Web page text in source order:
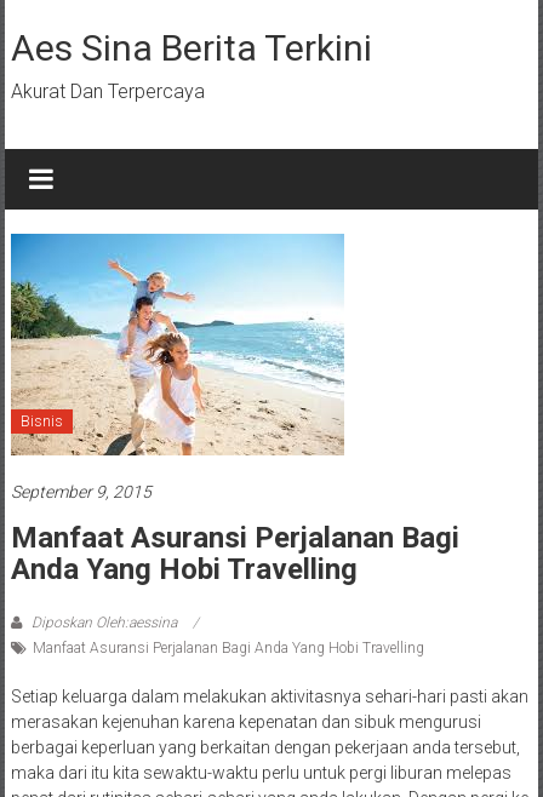
ke
konten
Aes Sina Berita Terkini
Akurat Dan Terpercaya
Bisnis
September 9, 2015
Manfaat Asuransi Perjalanan Bagi
Anda Yang Hobi Travelling
Diposkan Oleh:aessina
Manfaat Asuransi Perjalanan Bagi Anda Yang Hobi Travelling
Setiap keluarga dalam melakukan aktivitasnya sehari-hari pasti akan
merasakan kejenuhan karena kepenatan dan sibuk mengurusi
berbagai keperluan yang berkaitan dengan pekerjaan anda tersebut,
maka dari itu kita sewaktu-waktu perlu untuk pergi liburan melepas